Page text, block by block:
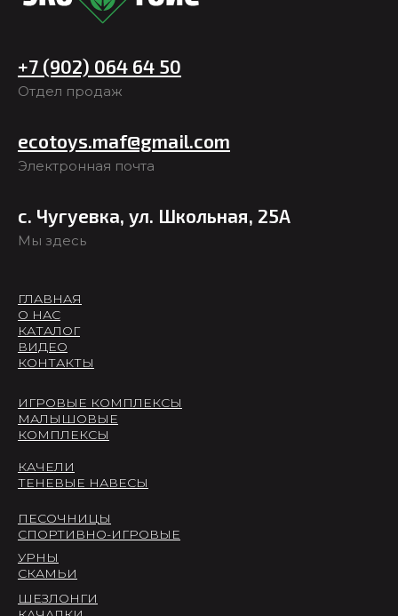
+7 (902) 064 64 50
Отдел продаж
ecotoys.maf@gmail.com
Электронная почта
с. Чугуевка, ул. Школьная, 25А
Мы здесь
ГЛАВНАЯ
ИГРОВЫЕ КОМПЛЕКСЫ
О НАС
КАТАЛОГ
ВИДЕО
КОНТАКТЫ
МАЛЫШОВЫЕ
КОМПЛЕКСЫ
КАЧЕЛИ
ТЕНЕВЫЕ НАВЕСЫ
ПЕСОЧНИЦЫ
СПОРТИВНО-ИГРОВЫЕ
УРНЫ
СКАМЬИ
ШЕЗЛОНГИ